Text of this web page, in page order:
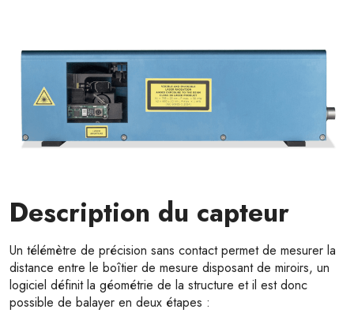
Description du capteur
Un télémètre de précision sans contact permet de mesurer la
distance entre le boîtier de mesure disposant de miroirs, un
logiciel définit la géométrie de la structure et il est donc
possible de balayer en deux étapes :